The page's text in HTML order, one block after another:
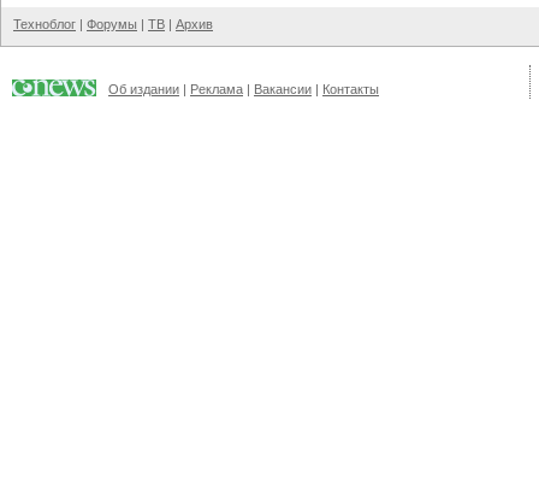
Техноблог | Форумы | ТВ | Архив
Об издании | Реклама | Вакансии | Контакты